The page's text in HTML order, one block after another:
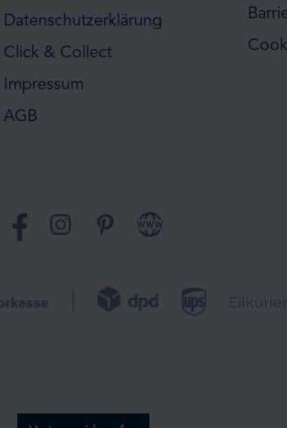
Datenschutzerklärung
Click & Collect
Impressum
AGB
FacebookInstagramPinterest Website